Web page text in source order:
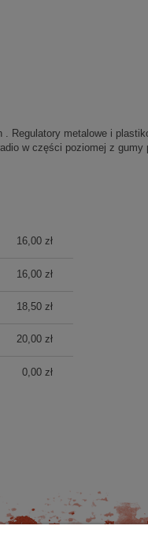
Regulatory metalowe i
w części poziomej z
KOSZTÓW
16,00 zł
16,00 zł
18,50 zł
20,00 zł
0,00 zł